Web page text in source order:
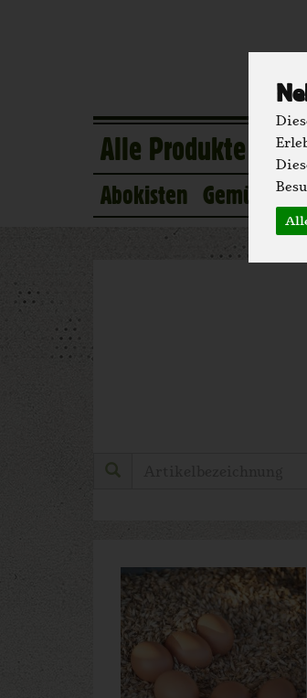
Abokisten Gemüse
Alle Produkte